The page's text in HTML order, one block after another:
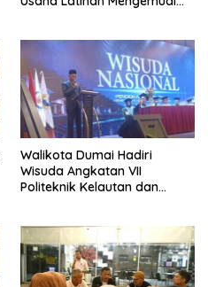
Walikota Dumai Hadiri
Wisuda Angkatan VII
Politeknik Kelautan dan